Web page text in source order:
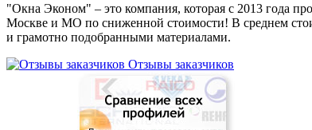
"Окна Эконом" – это компания, которая с 2013 года
Москве и МО по сниженной стоимости! В среднем
и грамотно подобранными материалами.
Отзывы заказчиков